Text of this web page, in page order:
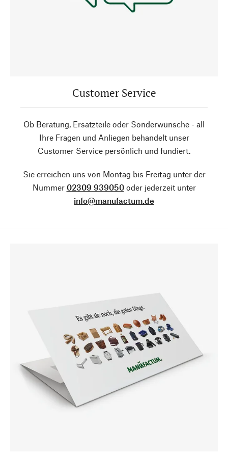
Customer Service
Ob Beratung, Ersatzteile oder Sonderwünsche - all
Ihre Fragen und Anliegen behandelt unser
Customer Service persönlich und fundiert.
Sie erreichen uns von Montag bis Freitag unter der
Nummer 02309 939050oder jederzeit unter
info@manufactum.de